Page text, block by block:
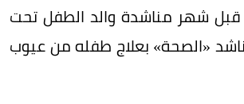
شهر مناشدة والد الطفل تحت
«الصحة» بعلاج طفله من عيوب